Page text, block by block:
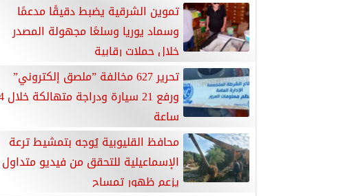
تموين الشرقية يضبط دقيقًا مدعمًا
وسماد يوريا وسلعًا مجهولة المصدر
خلال حملات رقابية
تحرير 627 مخالفة ”ملصق إلكتروني”
ورفع 21
ساعة
محافظ القليوبية يُوجه بتمشيط ترعة
الإسماعيلية للتحقق من فيديو متداول
يزعم ظهور تمساح